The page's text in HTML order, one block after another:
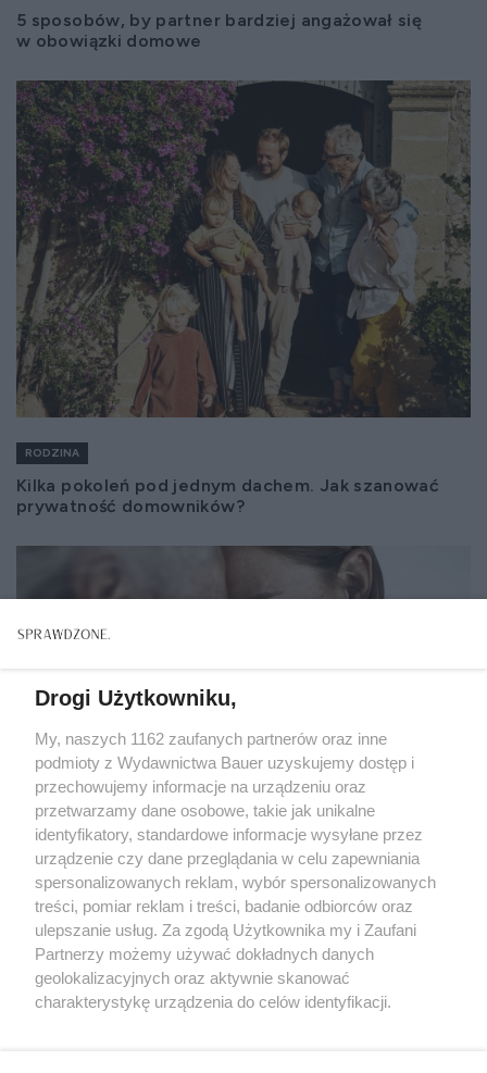
5 sposobów, by partner bardziej angażował się
w obowiązki domowe
RODZINA
Kilka pokoleń pod jednym dachem. Jak szanować
prywatność domowników?
RODZINA
Dorosłe dzieci, dorosłe decyzje. Jak nie
przejmować ich problemów?
Drogi Użytkowniku,
My, naszych 1162 zaufanych partnerów oraz inne
podmioty z Wydawnictwa Bauer uzyskujemy dostęp i
przechowujemy informacje na urządzeniu oraz
przetwarzamy dane osobowe, takie jak unikalne
identyfikatory, standardowe informacje wysyłane przez
urządzenie czy dane przeglądania w celu zapewniania
spersonalizowanych reklam, wybór spersonalizowanych
treści, pomiar reklam i treści, badanie odbiorców oraz
ulepszanie usług. Za zgodą Użytkownika my i Zaufani
Partnerzy możemy używać dokładnych danych
geolokalizacyjnych oraz aktywnie skanować
charakterystykę urządzenia do celów identyfikacji.